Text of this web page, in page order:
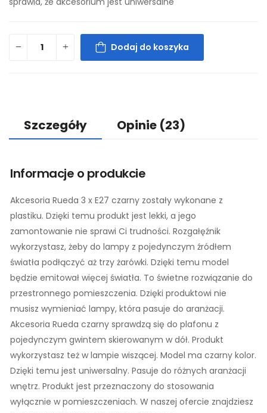
Dodaj do koszyka
Szczegóły Opinie (23)
Informacje o produkcie
Akcesoria Rueda 3 x E27 czarny zostały wykonane z
plastiku. Dzięki temu produkt jest lekki, a jego
zamontowanie nie sprawi Ci trudności. Rozgałęźnik
wykorzystasz, żeby do lampy z pojedynczym źródłem
światła podłączyć aż trzy żarówki. Dzięki temu model
będzie emitował więcej światła. To świetne rozwiązanie do
przestronnego pomieszczenia. Dzięki produktowi nie
musisz wymieniać lampy, która pasuje do aranżacji.
Akcesoria Rueda czarny sprawdzą się do plafonu z
pojedynczym gwintem skierowanym w dół. Produkt
wykorzystasz też w lampie wiszącej. Model ma czarny kolor.
Dzięki temu jest uniwersalny. Pasuje do różnych aranżacji
wnętrz. Produkt jest przeznaczony do stosowania
wyłącznie w pomieszczeniach. W naszej ofercie znajdziesz